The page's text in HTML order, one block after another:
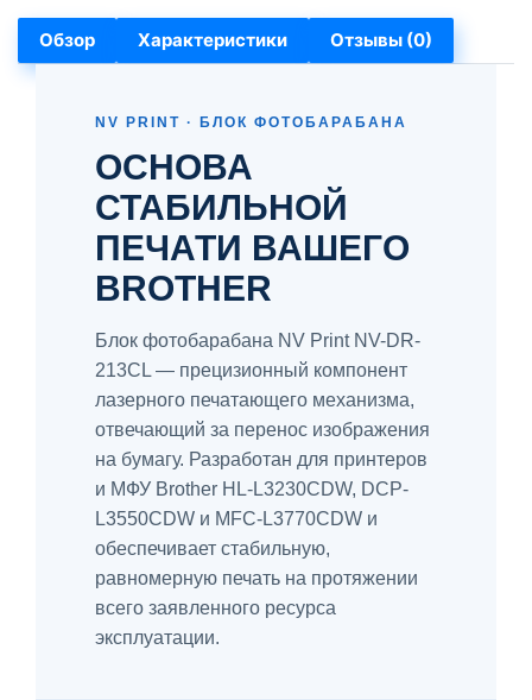
Обзор Характеристики Отзывы (0)
NV PRINT · БЛОК ФОТОБАРАБАНА
ОСНОВА
СТАБИЛЬНОЙ
ПЕЧАТИ ВАШЕГО
BROTHER
Блок фотобарабана NV Print NV-DR-
213CL — прецизионный компонент
лазерного печатающего механизма,
отвечающий за перенос изображения
на бумагу. Разработан для принтеров
и МФУ Brother HL-L3230CDW, DCP-
L3550CDW и MFC-L3770CDW и
обеспечивает стабильную,
равномерную печать на протяжении
всего заявленного ресурса
эксплуатации.